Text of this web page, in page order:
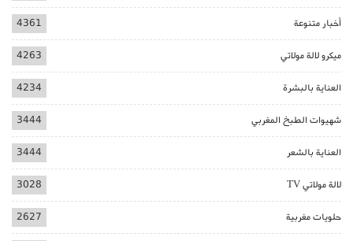
أخبار متنوعة 4361
ميكرو لالة مولاتي 4263
العناية بالبشرة 4234
شهيوات الطبخ المغربي 3444
العناية بالشعر 3444
لالة مولاتي TV 3028
حلويات مغربية 2627